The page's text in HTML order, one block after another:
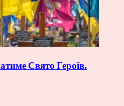
Свято Героїв.